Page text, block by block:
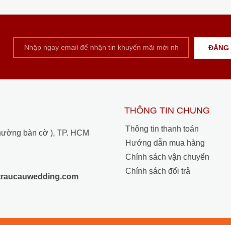
bàn cờ ), TP. HCM
THÔNG TIN CHUNG
Thông tin thanh toán
Hướng dẫn mua hàng
Chính sách vận chuyển
Chính sách đổi trả